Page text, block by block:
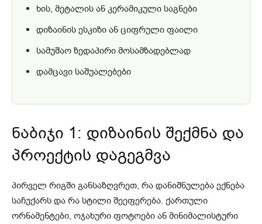
ხის, მეტალის ან კერამიკული საგნები
დიზაინის ესკიზი ან ციფრული ფაილი
სამუშაო ზედაპირი მოსამზადებლად
დამცავი საშუალებები
ნაბიჯი 1: დიზაინის შექმნა და
პროექტის დაგეგმვა
პირველ რიგში განსაზღვრეთ, რა დანიშნულება ექნება
საჩუქარს და რა სტილი შეეფერება. ქართული
ორნამენტები, ოჯახური ფოტოები ან მინიმალისტური